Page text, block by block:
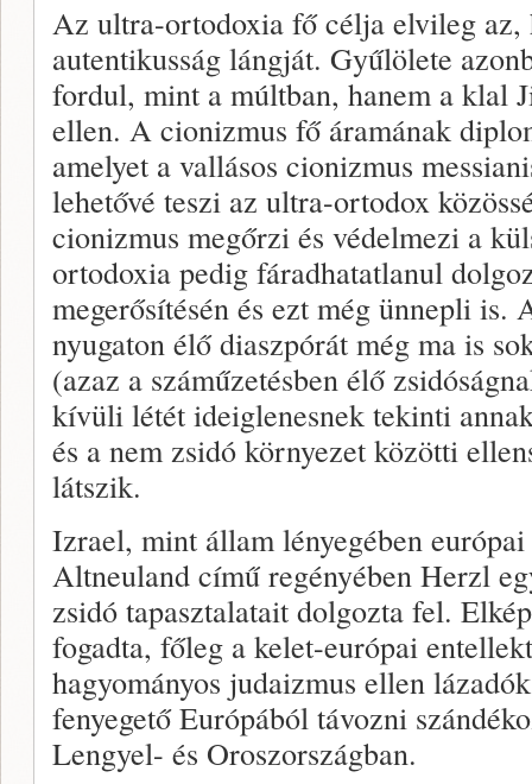
Az ultra-ortodoxia fő célja elvileg az,
autentikusság lángját. Gyűlölete
fordul, mint a múltban, hanem a klal
ellen. A cionizmus fő áramának
amelyet a vallásos cionizmus
lehetővé teszi az ultra-ortodox
cionizmus megőrzi és védelmezi a
ortodoxia pedig fáradhatatlanul
megerősítésén és ezt még ünnepli is.
nyugaton élő diaszpórát még ma is
(azaz a száműzetésben élő
kívüli létét ideiglenesnek tekinti
és a nem zsidó környezet közötti
látszik.
Izrael, mint állam lényegében
Altneuland című regényében Herzl
zsidó tapasztalatait dolgozta fel.
fogadta, főleg a kelet-európai
hagyományos judaizmus ellen
fenyegető Európából távozni
Lengyel- és Oroszországban.